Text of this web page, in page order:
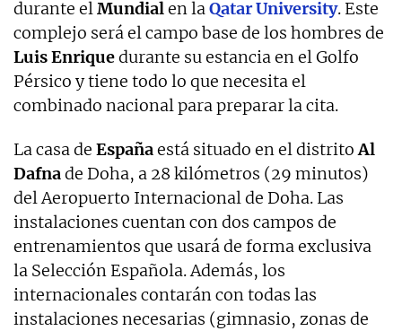
durante elMundialen laQatar University. Este
complejo será el campo base de los hombres de
Luis Enriquedurante su estancia en el Golfo
Pérsico y tiene todo lo que necesita el
combinado nacional para preparar la cita.
La casa de Españaestá situado en el distritoAl
Dafnade Doha, a 28 kilómetros (29 minutos)
del Aeropuerto Internacional de Doha. Las
instalaciones cuentan con dos campos de
entrenamientos que usará de forma exclusiva
la Selección Española. Además, los
internacionales contarán con todas las
instalaciones necesarias (gimnasio, zonas de